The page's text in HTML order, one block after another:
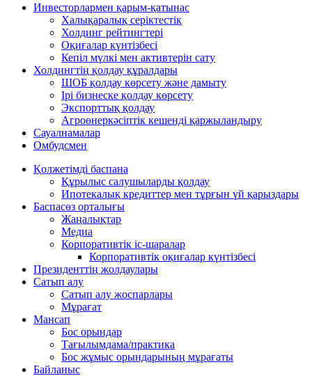
Инвесторлармен қарым-қатынас
Халықаралық серіктестік
Холдинг рейтингтері
Оқиғалар күнтізбесі
Кепіл мүлкі мен активтерін сату
Холдингтің қолдау құралдары
ШОБ қолдау көрсету және дамыту
Ірі бизнеске қолдау көрсету
Экспорттық қолдау
Агроөнеркәсіптік кешенді қаржыландыру
Сауалнамалар
Омбудсмен
Қолжетімді баспана
Құрылыс салушыларды қолдау
Ипотекалық кредиттер мен тұрғын үй қарыздары
Баспасөз орталығы
Жаңалықтар
Медиа
Корпоративтік іс-шаралар
Корпоративтік оқиғалар күнтізбесі
Президенттің жолдаулары
Сатып алу
Сатып алу жоспарлары
Мұрағат
Мансап
Бос орындар
Тағылымдама/практика
Бос жұмыс орындарының мұрағаты
Байланыс